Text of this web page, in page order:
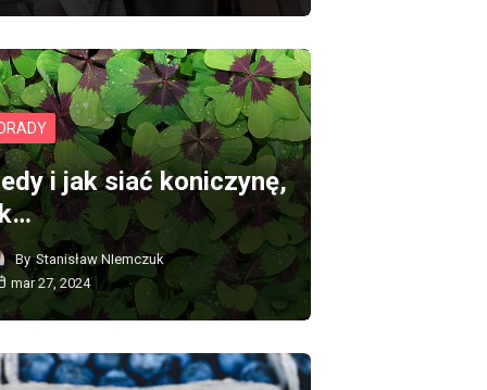
i jak siać koniczynę,
By Stanisław NIemczuk
mar 27, 2024